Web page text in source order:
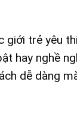
trẻ yêu
hay nghề
dễ dàng